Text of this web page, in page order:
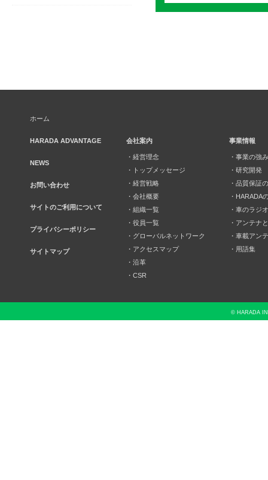
ホーム
HARADA ADVANTAGE
NEWS
お問い合わせ
サイトのご利用について
プライバシーポリシー
サイトマップ
会社案内
・経営理念
・トップメッセージ
・経営戦略
・会社概要
・組織一覧
・役員一覧
・グローバルネットワーク
・アクセスマップ
・沿革
・CSR
事業情報
・事業の強み
・研究開発
・品質保証
・HARADA
・車のラジ
・アンテナ
・車載アン
・用語集
© HARADA